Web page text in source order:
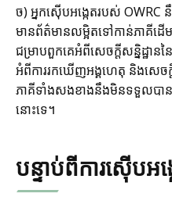
ច) អ្នកស៊ើបអង្កេតរបស់
មានព័ត៌មានលម្អិតទៅកាន់ភាគីដ
ជម្រាបពួកគេអំពីសេចក្តីសន្និដ្ឋាន
អំពីការរកឃើញអង្គហេតុ និងសេច
ភាគីទាំងសងខាងនឹងមិនទទួលបា
នោះទេ។
បន្ទាប់ពីការស៊ើបអង្